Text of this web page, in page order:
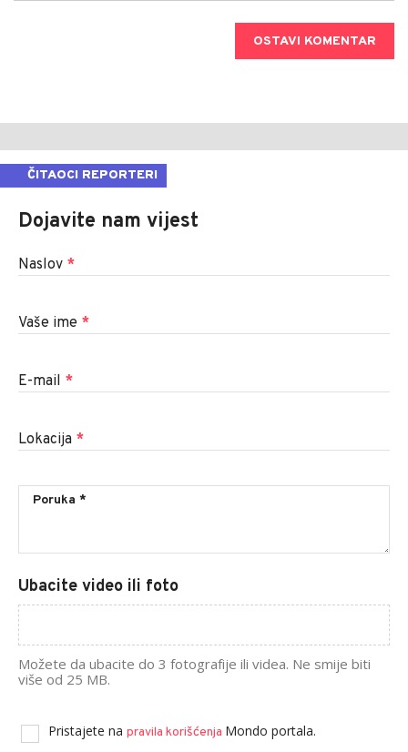
OSTAVI KOMENTAR
ČITAOCI REPORTERI
Dojavite nam vijest
Naslov *
Vaše ime *
E-mail *
Lokacija *
Ubacite video ili foto
Možete da ubacite do 3 fotografije ili videa. Ne smije biti
više od 25 MB.
Pristajete na pravila korišćenja Mondo portala.